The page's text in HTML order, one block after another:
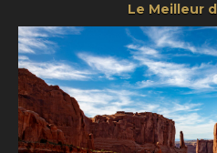
Le Meilleur